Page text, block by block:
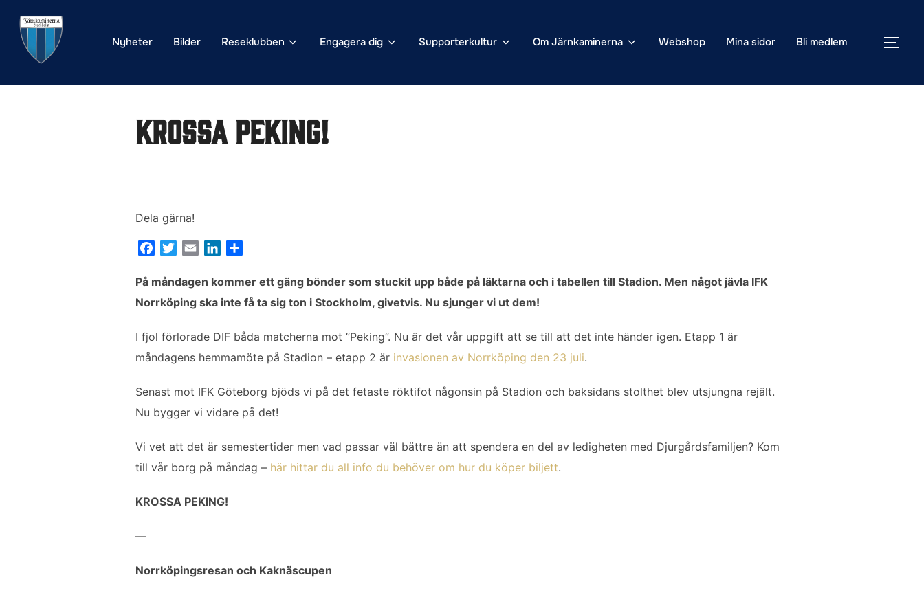
innehåll
Nyheter Bilder Reseklubben Engagera dig Supporterkultur Om Järnkaminerna Webshop Mina sidor Bli medlem SLÅ
Krossa Peking!
Dela gärna!
c
e
o
k
i
t
e
a
i
n
k
d
n
l
a
På måndagen kommer ett gäng bönder som stuckit upp både på läktarna och i tabellen till Stadion. Men något jävla IFK
Norrköping ska inte få ta sig ton i Stockholm, givetvis. Nu sjunger vi ut dem!
I fjol förlorade DIF båda matcherna mot ”Peking”. Nu är det vår uppgift att se till att det inte händer igen. Etapp 1 är
måndagens hemmamöte på Stadion – etapp 2 är invasionen av Norrköping den 23 juli.
Senast mot IFK Göteborg bjöds vi på det fetaste röktifot någonsin på Stadion och baksidans stolthet blev utsjungna rejält.
Nu bygger vi vidare på det!
Vi vet att det är semestertider men vad passar väl bättre än att spendera en del av ledigheten med Djurgårdsfamiljen? Kom
till vår borg på måndag – här hittar du all info du behöver om hur du köper biljett.
KROSSA PEKING!
—
Norrköpingsresan och Kaknäscupen